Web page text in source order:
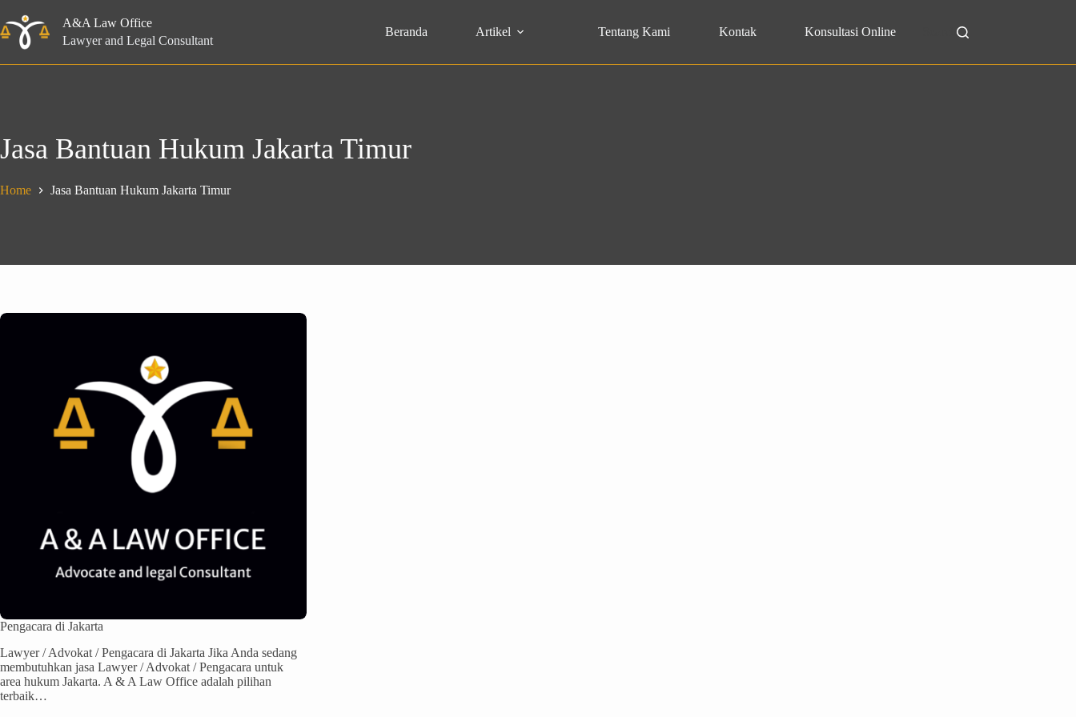
to
content
A&A Law Office
Lawyer and Legal Consultant
Beranda Artikel Tentang Kami Kontak Konsultasi Online
Jasa Bantuan Hukum Jakarta Timur
Home Jasa Bantuan Hukum Jakarta Timur
Pengacara di Jakarta
Lawyer / Advokat / Pengacara di Jakarta Jika Anda sedang
membutuhkan jasa Lawyer / Advokat / Pengacara untuk
area hukum Jakarta. A & A Law Office adalah pilihan
terbaik…